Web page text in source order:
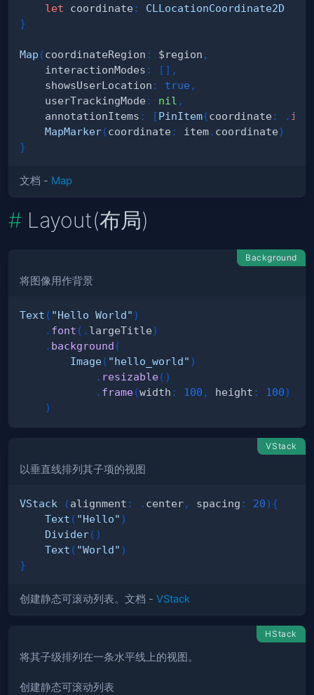
let coordinate :
CLLocationCoordinate2D
}
Map (coordinateRegion : $region ,
    interactionModes
: [ ] ,
    showsUserLocation
: true ,
    userTrackingMode
: nil ,
    annotationItems
: [PinItem(coordinate : .
MapMarker(coordinate : item. coordinate)
}
文档 - Map
Layout(布局)
Background
将图像用作背景
Text ( "Hello World" )
. font ( . largeTitle)
. background (
Image( "hello_world" )
. resizable( )
. frame(width : 100 , height : 100)
)
VStack
以垂直线排列其子项的视图
VStack (alignment : . center, spacing : 20) {
Text ( "Hello" )
Divider( )
Text ( "World" )
}
创建静态可滚动列表。文档 - VStack
HStack
将其子级排列在一条水平线上的视图。
创建静态可滚动列表